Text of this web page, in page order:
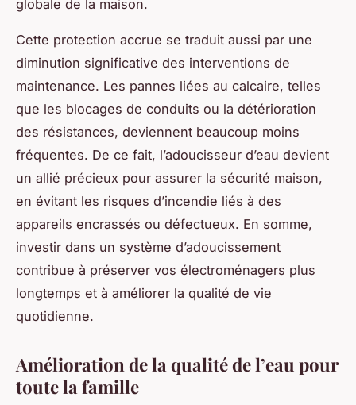
globale de la maison.
Cette protection accrue se traduit aussi par une
diminution significative des interventions de
maintenance. Les pannes liées au calcaire, telles
que les blocages de conduits ou la détérioration
des résistances, deviennent beaucoup moins
fréquentes. De ce fait, l’adoucisseur d’eau devient
un allié précieux pour assurer la sécurité maison,
en évitant les risques d’incendie liés à des
appareils encrassés ou défectueux. En somme,
investir dans un système d’adoucissement
contribue à préserver vos électroménagers plus
longtemps et à améliorer la qualité de vie
quotidienne.
Amélioration de la qualité de l’eau pour
toute la famille